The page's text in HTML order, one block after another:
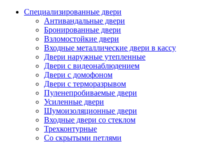
Специализированные двери
Антивандальные двери
Бронированные двери
Взломостойкие двери
Входные металлические двери в кассу
Двери наружные утепленные
Двери с видеонаблюдением
Двери с домофоном
Двери с терморазрывом
Пуленепробиваемые двери
Усиленные двери
Шумоизоляционные двери
Входные двери со стеклом
Трехконтурные
Со скрытыми петлями